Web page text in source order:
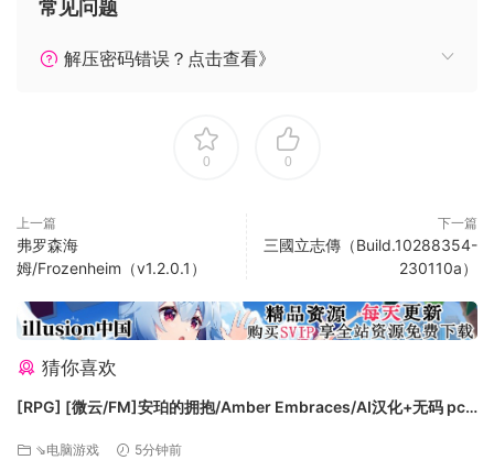
能！
駐軍數的兵營，全依玩家的經營方針！
￭《富甲天下三》加入了州的概念，玩家若佔領一州之內所有城
來繳納稅款！
￭賤買貴賣通有無！從盛產藥材的幽州買些人蔘轉運到益州，轉
手暴利不是問題！不過注重消費者權益的三國百姓們，對保存
期限非常敏感，若不能在期限內出售，可是會變質滯銷血本無
歸的喔！
￭錦囊妙計、武功招式、攻城道具、三大賭場，不只比財力，還
￭玩家自訂一機1~4人同樂，11位各懷鬼胎的主公及不同的地圖
過關條件豐富耐玩！
常见问题
解压密码错误？点击查看》
0 0
上一篇
弗罗森海
姆/Frozenheim（v1.2.0.1）
下一篇
三國立志傳（Build.10288354-
230110a）
猜你喜欢
[RPG] [微云/FM]安珀的拥抱/Amber Embraces/AI汉化+无码 pc
⇘电脑游戏 5分钟前